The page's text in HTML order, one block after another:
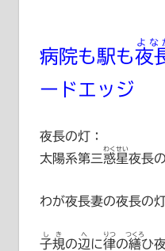
病院も駅も夜
よな
ードエッジ
夜長の灯：
太陽系第三惑星
わくせい
夜長
わが夜長妻の夜長の
子規
しき
の辺
へ
に律
りつ
の繕
つくろ
ひ